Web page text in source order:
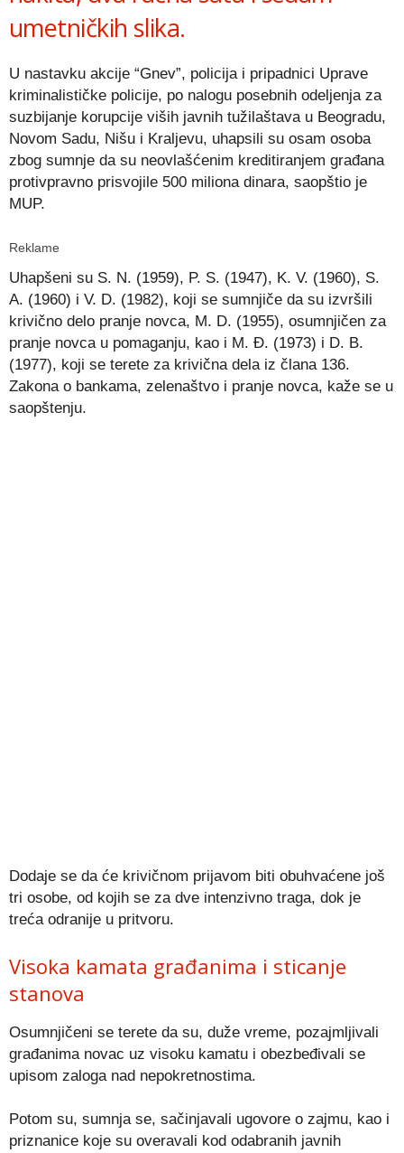
umetničkih slika.
U nastavku akcije “Gnev”, policija i pripadnici Uprave
kriminalističke policije, po nalogu posebnih odeljenja za
suzbijanje korupcije viših javnih tužilaštava u Beogradu,
Novom Sadu, Nišu i Kraljevu, uhapsili su osam osoba
zbog sumnje da su neovlašćenim kreditiranjem građana
protivpravno prisvojile 500 miliona dinara, saopštio je
MUP.
Reklame
Uhapšeni su S. N. (1959), P. S. (1947), K. V. (1960), S.
A. (1960) i V. D. (1982), koji se sumnjiče da su izvršili
krivično delo pranje novca, M. D. (1955), osumnjičen za
pranje novca u pomaganju, kao i M. Đ. (1973) i D. B.
(1977), koji se terete za krivična dela iz člana 136.
Zakona o bankama, zelenaštvo i pranje novca, kaže se u
saopštenju.
Dodaje se da će krivičnom prijavom biti obuhvaćene još
tri osobe, od kojih se za dve intenzivno traga, dok je
treća odranije u pritvoru.
Visoka kamata građanima i sticanje
stanova
Osumnjičeni se terete da su, duže vreme, pozajmljivali
građanima novac uz visoku kamatu i obezbeđivali se
upisom zaloga nad nepokretnostima.
Potom su, sumnja se, sačinjavali ugovore o zajmu, kao i
priznanice koje su overavali kod odabranih javnih